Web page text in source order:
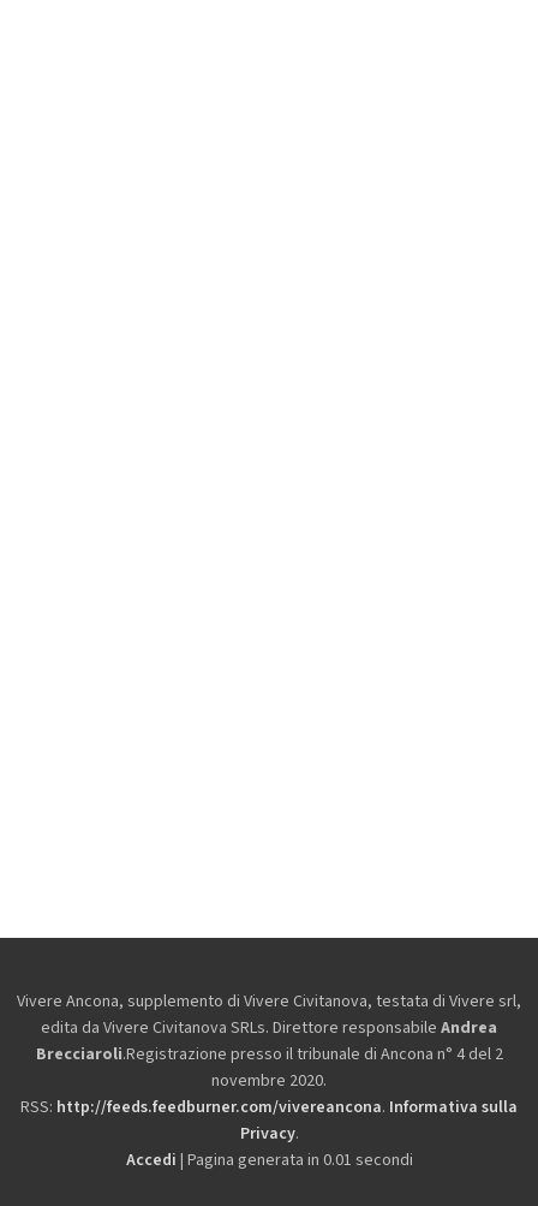
Vivere Ancona, supplemento di Vivere Civitanova, testata di Vivere srl,
edita da Vivere Civitanova SRLs. Direttore responsabile Andrea
Brecciaroli.Registrazione presso il tribunale di Ancona n° 4 del 2
novembre 2020.
RSS: http://feeds.feedburner.com/vivereancona. Informativa sulla
Privacy.
Accedi | Pagina generata in 0.01 secondi